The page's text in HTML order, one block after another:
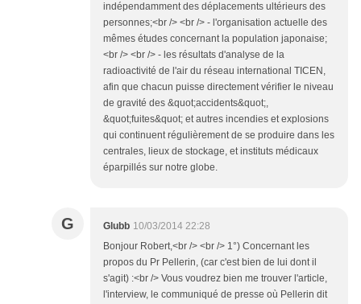
indépendamment des déplacements ultérieurs des
personnes;<br /> <br /> - l'organisation actuelle des
mêmes études concernant la population japonaise;
<br /> <br /> - les résultats d'analyse de la
radioactivité de l'air du réseau international TICEN,
afin que chacun puisse directement vérifier le niveau
de gravité des &quot;accidents&quot;,
&quot;fuites&quot; et autres incendies et explosions
qui continuent régulièrement de se produire dans les
centrales, lieux de stockage, et instituts médicaux
éparpillés sur notre globe.
G Glubb 10/03/2014 22:28
Bonjour Robert,<br /> <br /> 1°) Concernant les
propos du Pr Pellerin, (car c'est bien de lui dont il
s'agit) :<br /> Vous voudrez bien me trouver l'article,
l'interview, le communiqué de presse où Pellerin dit